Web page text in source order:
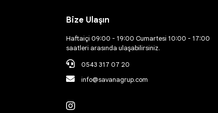
Bize Ulaşın
Haftaiçi 09:00 - 19:00 Cumartesi 10:00 - 17:00
saatleri arasında ulaşabilirsiniz.
0543 317 07 20
info@savanagrup.com